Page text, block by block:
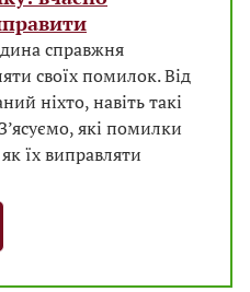
справжня
своїх помилок. Від
ніхто, навіть такі
які помилки
їх виправляти